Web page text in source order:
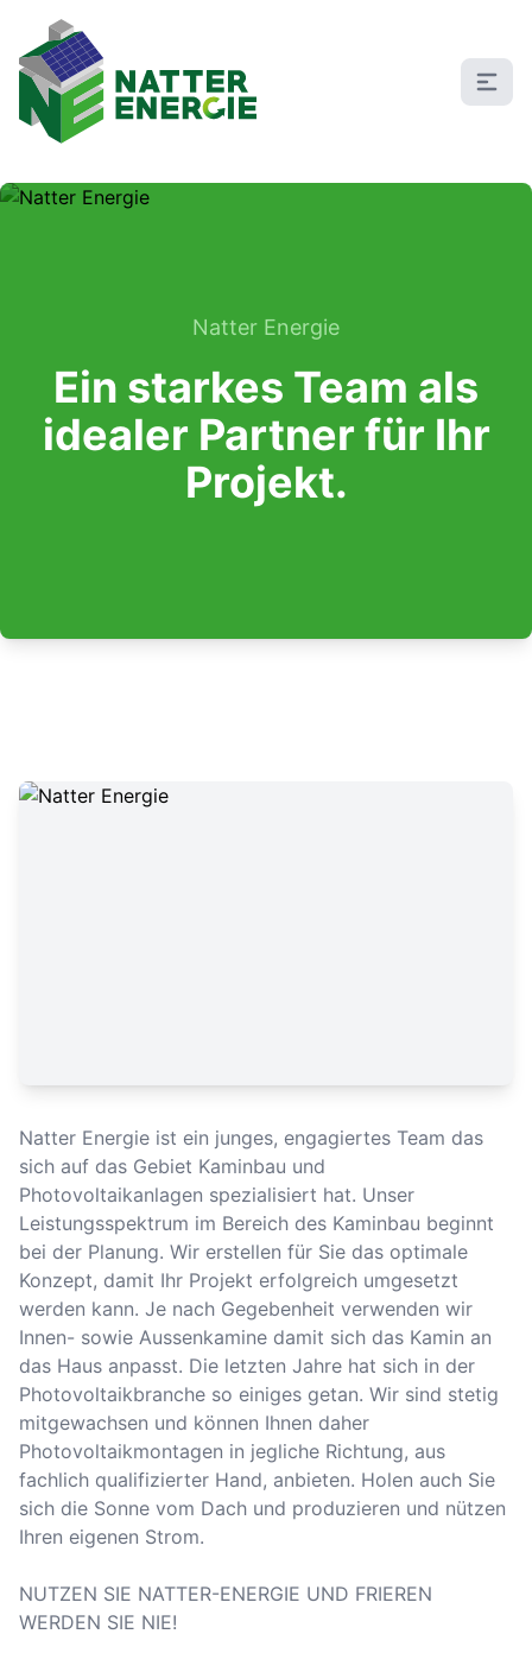
Natter Energie
Ein starkes Team als
idealer Partner für Ihr
Projekt.
Natter Energie ist ein junges, engagiertes Team das
sich auf das Gebiet Kaminbau und
Photovoltaikanlagen spezialisiert hat. Unser
Leistungsspektrum im Bereich des Kaminbau beginnt
bei der Planung. Wir erstellen für Sie das optimale
Konzept, damit Ihr Projekt erfolgreich umgesetzt
werden kann. Je nach Gegebenheit verwenden wir
Innen- sowie Aussenkamine damit sich das Kamin an
das Haus anpasst. Die letzten Jahre hat sich in der
Photovoltaikbranche so einiges getan. Wir sind stetig
mitgewachsen und können Ihnen daher
Photovoltaikmontagen in jegliche Richtung, aus
fachlich qualifizierter Hand, anbieten. Holen auch Sie
sich die Sonne vom Dach und produzieren und nützen
Ihren eigenen Strom.
NUTZEN SIE NATTER-ENERGIE UND FRIEREN
WERDEN SIE NIE!